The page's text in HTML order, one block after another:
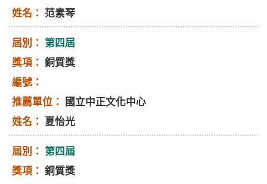
范素琴
第四屆
銅質獎
國立中正文化中心
夏怡光
第四屆
銅質獎